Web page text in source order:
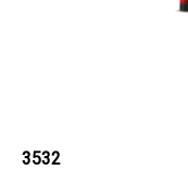
3532